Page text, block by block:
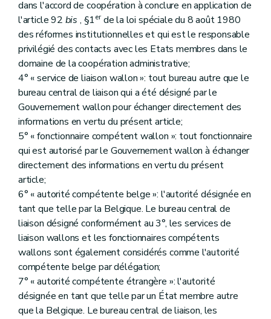
dans l'accord de coopération à conclure en application de
l'article 92 bis , §1erde la loi spéciale du 8 août 1980
des réformes institutionnelles et qui est le responsable
privilégié des contacts avec les Etats membres dans le
domaine de la coopération administrative;
4° « service de liaison wallon »: tout bureau autre que le
bureau central de liaison qui a été désigné par le
Gouvernement wallon pour échanger directement des
informations en vertu du présent article;
5° « fonctionnaire compétent wallon »: tout fonctionnaire
qui est autorisé par le Gouvernement wallon à échanger
directement des informations en vertu du présent
article;
6° « autorité compétente belge »: l'autorité désignée en
tant que telle par la Belgique. Le bureau central de
liaison désigné conformément au 3°, les services de
liaison wallons et les fonctionnaires compétents
wallons sont également considérés comme l'autorité
compétente belge par délégation;
7° « autorité compétente étrangère »: l'autorité
désignée en tant que telle par un État membre autre
que la Belgique. Le bureau central de liaison, les